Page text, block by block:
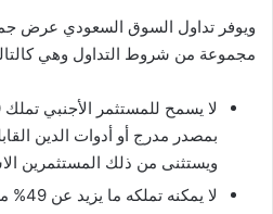
ويوفر تداول السوق السعودي عرض
مجموعة من شروط التداول وهي
بمصدر مدرج أو أدوات الدين
ويستثنى من ذلك المستثمرين
لا